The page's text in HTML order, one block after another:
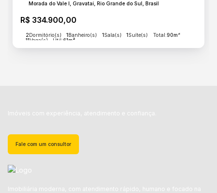
R$ 334.900,00
Morada do Vale I, Gravataí, Rio Grande do Sul, Brasil
2Dormitório(s) 1Banheiro(s) 1Sala(s) 1Suíte(s) Total:90m²
11Vaga(s) Útil:61m²
Imóveis com experiência, atendimento e confiança.
Fale com um consultor
Imobiliária moderna, com atendimento rápido, humano e focado na